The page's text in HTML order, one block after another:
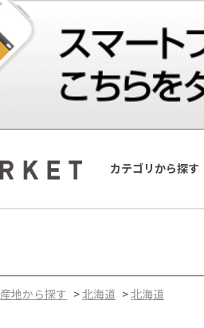
カテゴリから探す
産地から探す >北海道 >北海道